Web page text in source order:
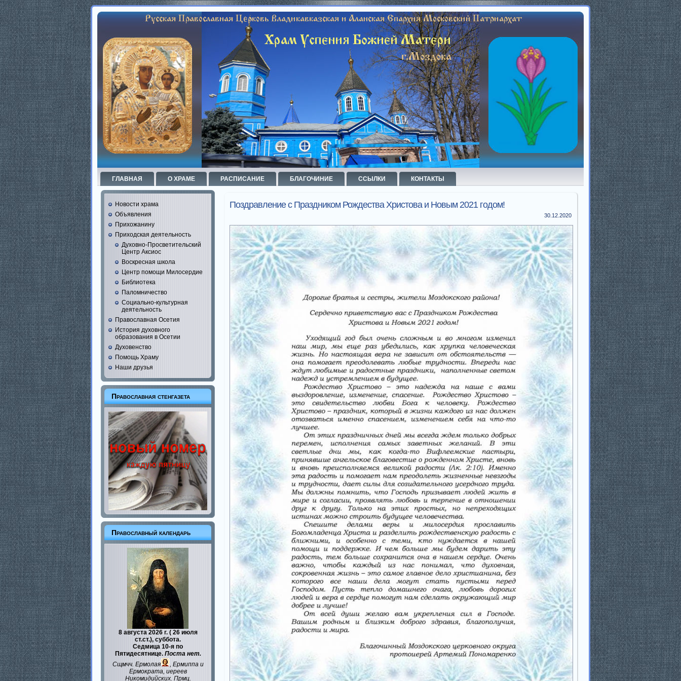
ГЛАВНАЯ О ХРАМЕ РАСПИСАНИЕ БЛАГОЧИНИЕ ССЫЛКИ КОНТАКТЫ
Новости храма
Объявления
Прихожанину
Приходская деятельность
Духовно-Просветительский
Центр Аксиос
Воскресная школа
Центр помощи Милосердие
Библиотека
Паломничество
Социально-культурная
деятельность
Православная Осетия
История духовного
образования в Осетии
Духовенство
Помощь Храму
Наши друзья
Православная стенгазета
Православный календарь
8 августа 2026 г. ( 26 июля
ст.ст.), суббота.
Седмица 10-я по
Пятидесятнице. Поста нет.
Сщмчч. Ермолая , Ермиппаи
Ермократа, иереев
Никомидийских. Прмц.
Поздравление с Праздником Рождества Христова и Новым 2021 годом!
30.12.2020